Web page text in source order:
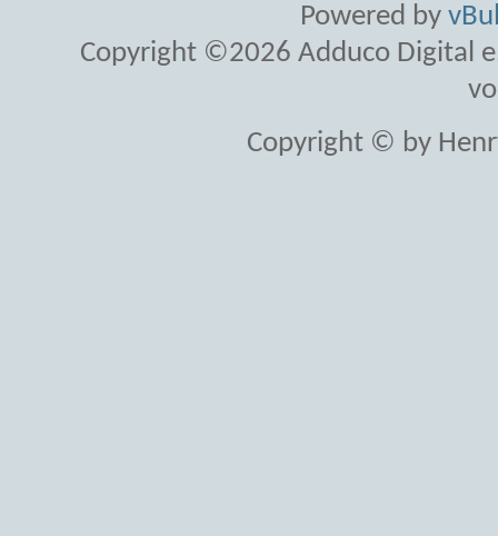
Powered by
Copyright ©2026 Adduco Digital
Copyright © by